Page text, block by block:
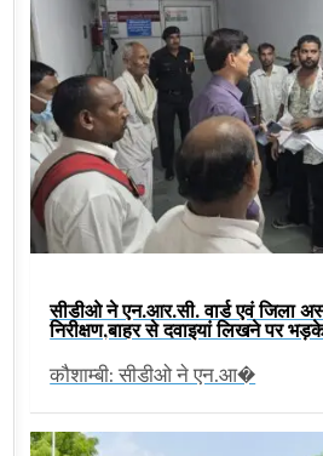
सीडीओ ने एन.आर.सी. वार्ड एवं जिला
निरीक्षण,बाहर से दवाइयां लिखने पर
कौशाम्बी: सीडीओ ने एन.आ�